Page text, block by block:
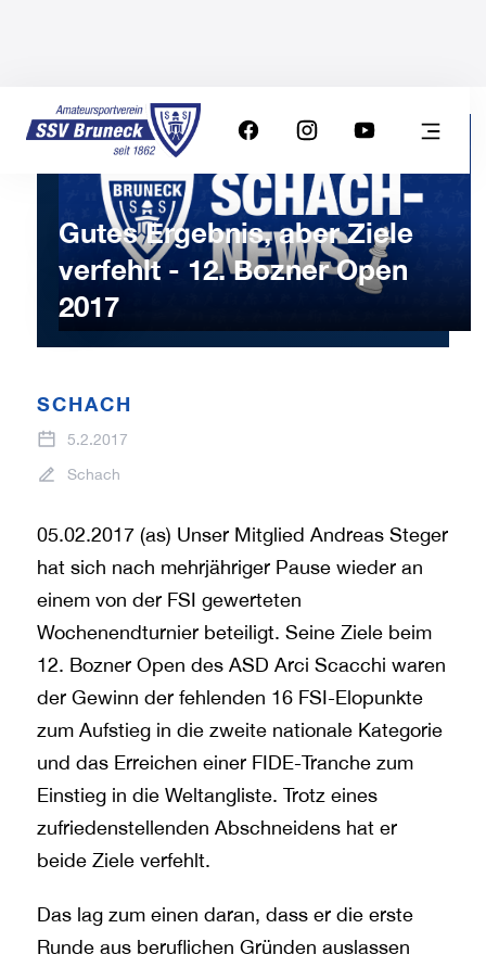
Gutes Ergebnis, aber Ziele
verfehlt - 12. Bozner Open
2017
SCHACH
5.2.2017
Schach
05.02.2017 (as) Unser Mitglied Andreas Steger
hat sich nach mehrjähriger Pause wieder an
einem von der FSI gewerteten
Wochenendturnier beteiligt. Seine Ziele beim
12. Bozner Open des ASD Arci Scacchi waren
der Gewinn der fehlenden 16 FSI-Elopunkte
zum Aufstieg in die zweite nationale Kategorie
und das Erreichen einer FIDE-Tranche zum
Einstieg in die Weltangliste. Trotz eines
zufriedenstellenden Abschneidens hat er
beide Ziele verfehlt.
Das lag zum einen daran, dass er die erste
Runde aus beruflichen Gründen auslassen